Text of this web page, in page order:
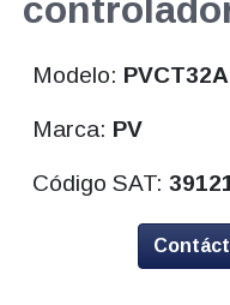
Modelo: PVCT32A
Marca: PV
Código SAT: